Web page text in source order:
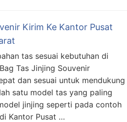
Kirim Ke Kantor Pusat
tas sesuai kebutuhan di
Tas Jinjing Souvenir
dan sesuai untuk mendukung
satu model tas yang paling
jinjing seperti pada contoh
Kantor Pusat …